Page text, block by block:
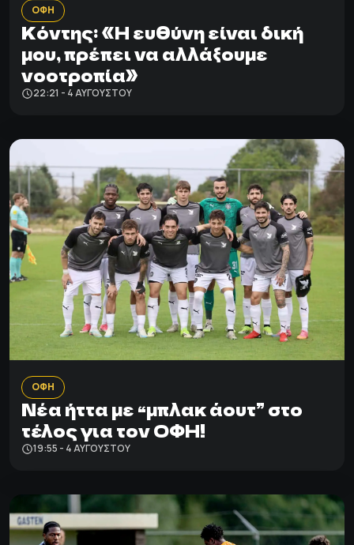
ΟΦΗ
Κόντης: «Η ευθύνη είναι δική
μου, πρέπει να αλλάξουμε
νοοτροπία»
22:21 - 4 ΑΥΓΟΎΣΤΟΥ
ΟΦΗ
Νέα ήττα με “μπλακ άουτ” στο
τέλος για τον ΟΦΗ!
19:55 - 4 ΑΥΓΟΎΣΤΟΥ